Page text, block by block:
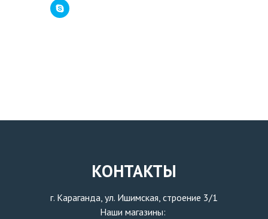
КОНТАКТЫ
г. Караганда, ул. Ишимская, строение 3/1
Наши магазины: